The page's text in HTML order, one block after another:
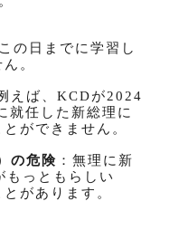
の日までに学習し
。
えば、 KCDが2024
就任した新総理に
ができません。
の危険 ：無理に新
もっともらしい
があります。